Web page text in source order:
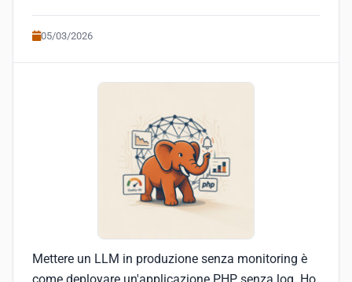
05/03/2026
Mettere un LLM in produzione senza monitoring è